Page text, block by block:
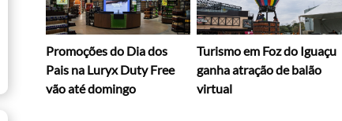
Promoções do Dia dos
Pais na Luryx Duty Free
vão até domingo
Turismo em Foz do Iguaçu
ganha atração de balão
virtual